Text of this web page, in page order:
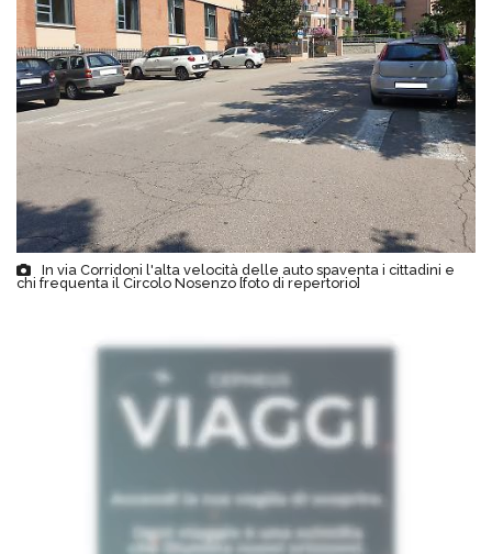
In via Corridoni l'alta velocità delle auto spaventa i cittadini e
chi frequenta il Circolo Nosenzo [foto di repertorio]